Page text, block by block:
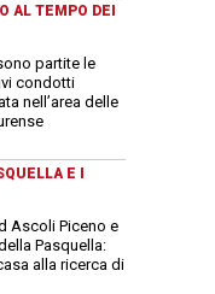
AL TEMPO DEI
partite le
condotti
nell’area delle
E I
Ascoli Piceno e
Pasquella:
alla ricerca di